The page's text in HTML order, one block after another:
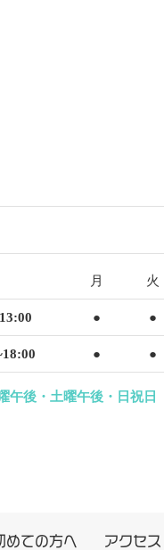
月 火
● ●
● ●
午後・土曜午後・日祝日
めての方へ アクセス